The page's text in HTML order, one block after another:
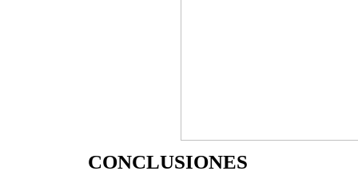
CONCLUSIONES